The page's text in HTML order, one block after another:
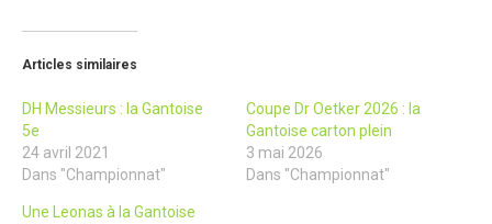
Articles similaires
DH Messieurs : la Gantoise
5e
24 avril 2021
Dans "Championnat"
Coupe Dr Oetker 2026 : la
Gantoise carton plein
3 mai 2026
Dans "Championnat"
Une Leonas à la Gantoise